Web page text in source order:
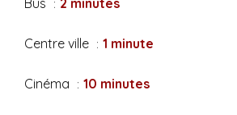
Bus 2 minutes
Centre ville 1 minute
Cinéma 10 minutes